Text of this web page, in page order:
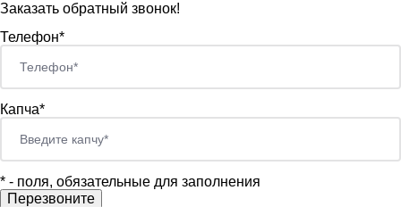
Заказать обратный звонок!
Телефон*
Капча*
* - поля, обязательные для заполнения